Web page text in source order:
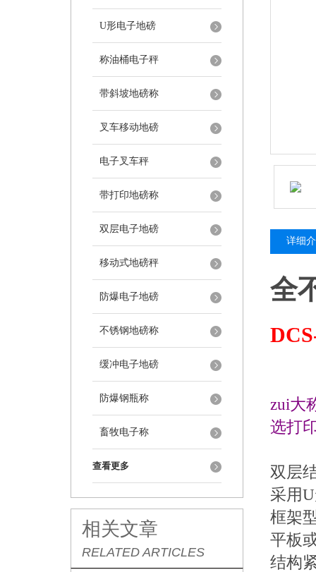
U形电子地磅
称油桶电子秤
带斜坡地磅称
叉车移动地磅
电子叉车秤
带打印地磅称
双层电子地磅
移动式地磅秤
防爆电子地磅
不锈钢地磅称
缓冲电子地磅
防爆钢瓶称
畜牧电子称
查看更多
相关文章
RELATED ARTICLES
详细
全
zui大
选打
双层
采用
框架
平板
结构